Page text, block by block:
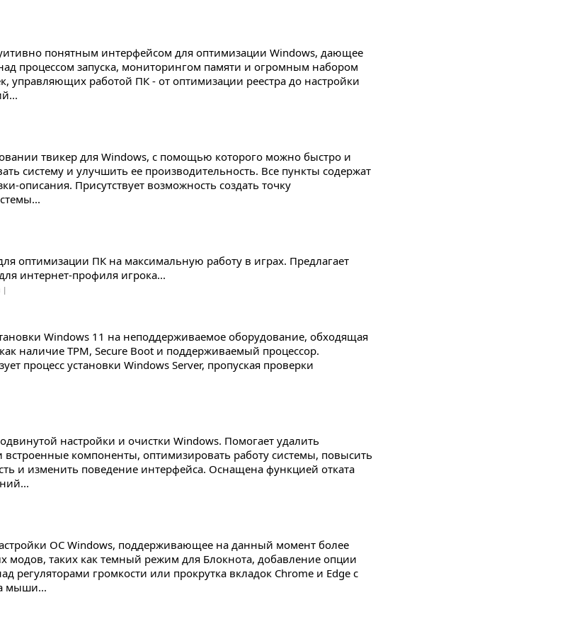
понятным интерфейсом для оптимизации Windows, дающее
процессом запуска, мониторингом памяти и огромным набором
управляющих работой ПК - от оптимизации реестра до настройки
твикер для Windows, с помощью которого можно быстро и
систему и улучшить ее производительность. Все пункты содержат
описания. Присутствует возможность создать точку
оптимизации ПК на максимальную работу в играх. Предлагает
интернет-профиля игрока...
|
Windows 11 на неподдерживаемое оборудование, обходящая
наличие TPM, Secure Boot и поддерживаемый процессор.
процесс установки Windows Server, пропуская проверки
настройки и очистки Windows. Помогает удалить
компоненты, оптимизировать работу системы, повысить
и изменить поведение интерфейса. Оснащена функцией отката
ОС Windows, поддерживающее на данный момент более
таких как темный режим для Блокнота, добавление опции
регуляторами громкости или прокрутка вкладок Chrome и Edge с
мыши...